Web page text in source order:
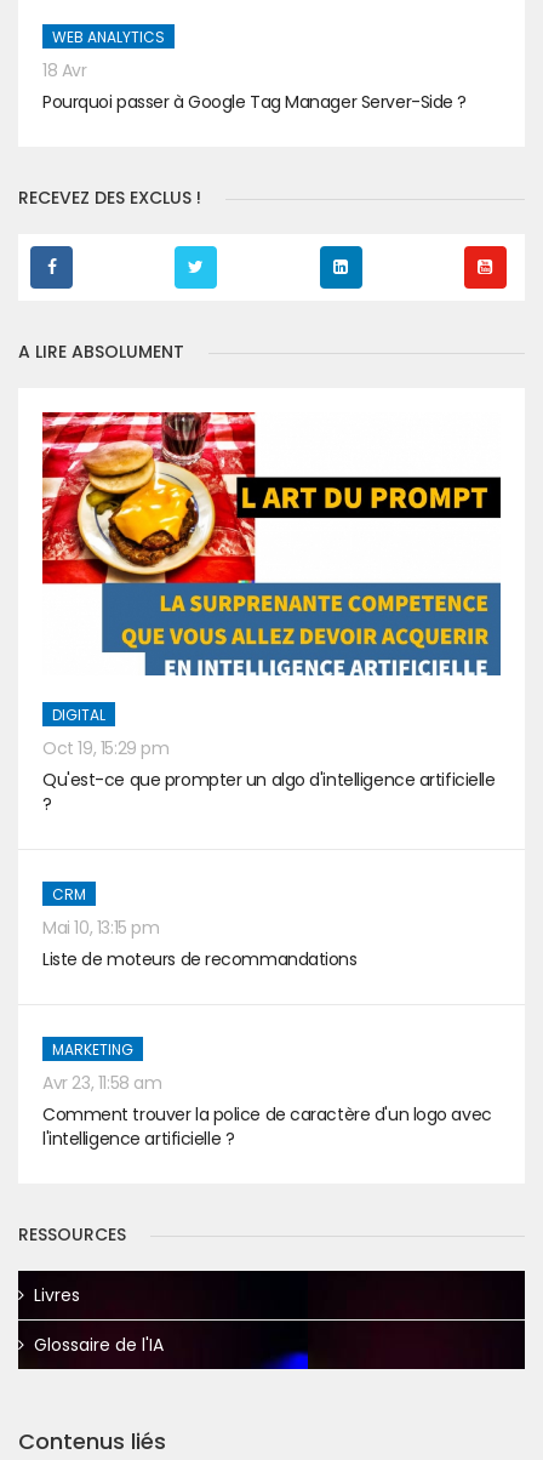
WEB ANALYTICS
18 Avr
Pourquoi passer à Google Tag Manager Server-Side ?
RECEVEZ DES EXCLUS !
A LIRE ABSOLUMENT
DIGITAL
Oct 19, 15:29 pm
Qu'est-ce que prompter un algo d'intelligence artificielle
?
CRM
Mai 10, 13:15 pm
Liste de moteurs de recommandations
MARKETING
Avr 23, 11:58 am
Comment trouver la police de caractère d'un logo avec
l'intelligence artificielle ?
RESSOURCES
Livres
Glossaire de l'IA
Contenus liés